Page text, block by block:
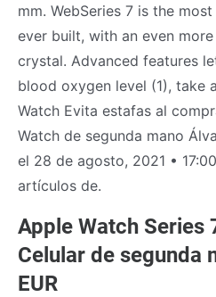
mm. WebSeries 7 is the
ever built, with an even
crystal. Advanced features
blood oxygen level (1), take
Watch Evita estafas al
Watch de segunda mano
el 28 de agosto, 2021 •
artículos de.
Apple Watch Series
Celular de segunda
EUR